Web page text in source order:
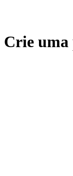
Crie uma